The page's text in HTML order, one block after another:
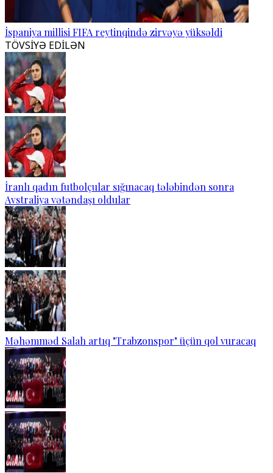
İspaniya millisi FIFA reytinqində zirvəyə yüksəldi
TÖVSİYƏ EDİLƏN
İranlı qadın futbolçular sığınacaq tələbindən sonra
Avstraliya vətəndaşı oldular
Məhəmməd Salah artıq "Trabzonspor" üçün qol vuracaq